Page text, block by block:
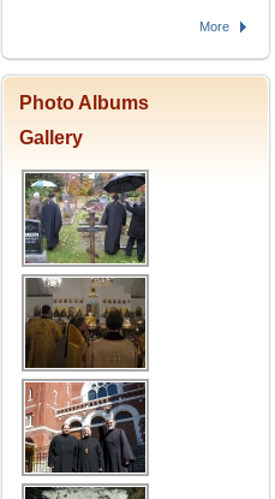
More
Photo Albums
Gallery